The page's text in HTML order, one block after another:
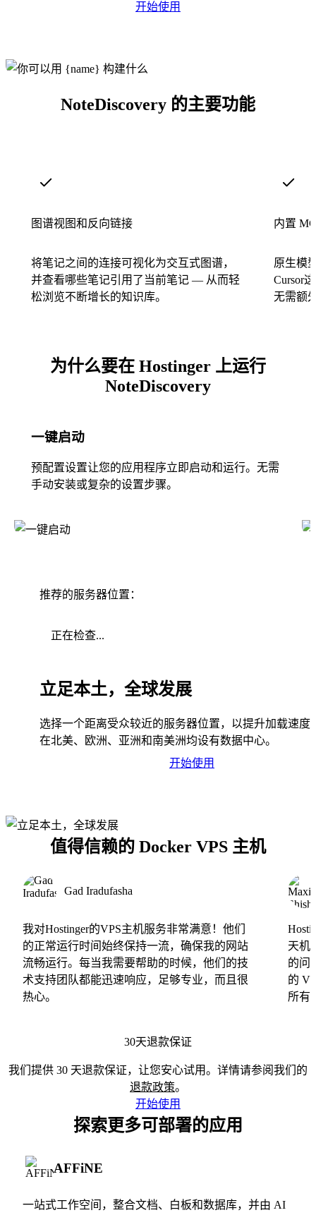
开始使用
NoteDiscovery 的主要功能
图谱视图和反向链接
将笔记之间的连接可视化为交互式图谱，
并查看哪些笔记引用了当前笔记 — 从而轻
松浏览不断增长的知识库。
内置
原生模
Cursor
无需额
为什么要在 Hostinger 上运行
NoteDiscovery
一键启动
预配置设置让您的应用程序立即启动和运行。无需
手动安装或复杂的设置步骤。
推荐的服务器位置：
正在检查...
立足本土，全球发展
选择一个距离受众较近的服务器位置，以提升加载速度
在北美、欧洲、亚洲和南美洲均设有数据中心。
开始使用
值得信赖的 Docker VPS 主机
Gad Iradufasha
我对Hostinger的VPS主机服务非常满意！他们
的正常运行时间始终保持一流，确保我的网站
流畅运行。每当我需要帮助的时候，他们的技
术支持团队都能迅速响应，足够专业，而且很
热心。
天机
的问
的
所有
30天退款保证
我们提供 30 天退款保证，让您安心试用。详情请参阅我们的
退款政策。
开始使用
探索更多可部署的应用
AFFiNE
一站式工作空间，整合文档、白板和数据库，并由 AI